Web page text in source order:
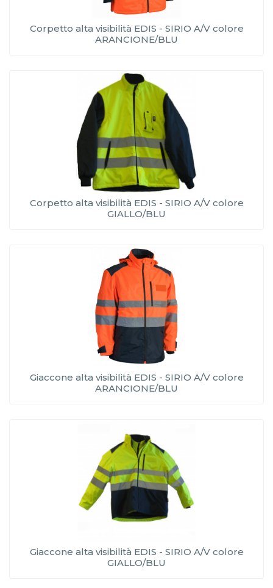
Corpetto alta visibilità EDIS - SIRIO A/V colore
ARANCIONE/BLU
Corpetto alta visibilità EDIS - SIRIO A/V colore
GIALLO/BLU
Giaccone alta visibilità EDIS - SIRIO A/V colore
ARANCIONE/BLU
Giaccone alta visibilità EDIS - SIRIO A/V colore
GIALLO/BLU